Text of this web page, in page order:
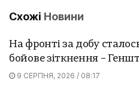
Схожі Новини
На фронті за добу
бойове зіткнення –
9 СЕРПНЯ, 2026 / 08:17